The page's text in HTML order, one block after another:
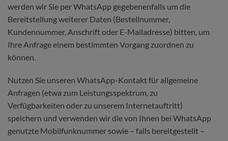
werden wir Sie per WhatsApp gegebenenfalls um die
Bereitstellung weiterer Daten (Bestellnummer,
Kundennummer, Anschrift oder E-Mailadresse) bitten, um
Ihre Anfrage einem bestimmten Vorgang zuordnen zu
können.
Nutzen Sie unseren WhatsApp-Kontakt für allgemeine
Anfragen (etwa zum Leistungsspektrum, zu
Verfügbarkeiten oder zu unserem Internetauftritt)
speichern und verwenden wir die von Ihnen bei WhatsApp
genutzte Mobilfunknummer sowie – falls bereitgestellt –